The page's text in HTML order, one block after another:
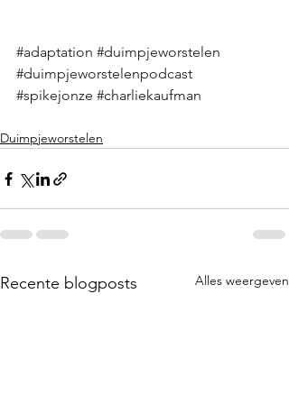
#adaptation #duimpjeworstelen
#duimpjeworstelenpodcast
#spikejonze #charliekaufman
Duimpjeworstelen
Recente blogposts Alles weergeven